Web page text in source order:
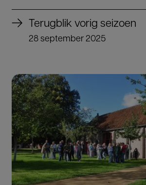
Terugblik vorig seizoen
28 september 2025